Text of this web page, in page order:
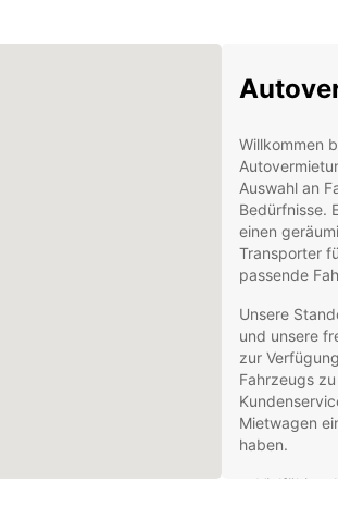
Willkommen
Auswahl an
Bedürfnisse.
einen
Transporter
passende
Unsere
und unsere
zur
Fahrzeugs
Mietwagen
haben.
Vielfältige